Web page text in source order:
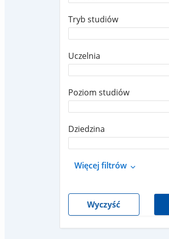
Tryb studiów
Uczelnia
Poziom studiów
Dziedzina
Więcej filtrów
Wyczyść